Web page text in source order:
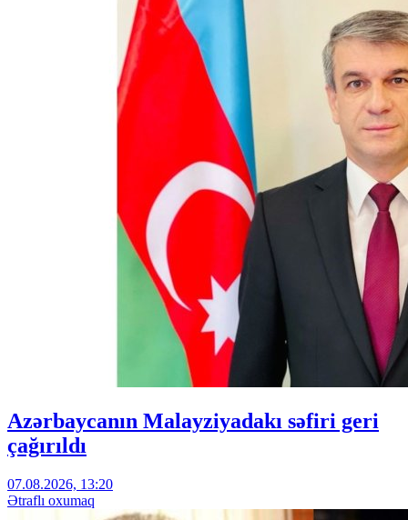
Azərbaycanın Malayziyadakı səfiri geri
çağırıldı
07.08.2026, 13:20
Ətraflı oxumaq